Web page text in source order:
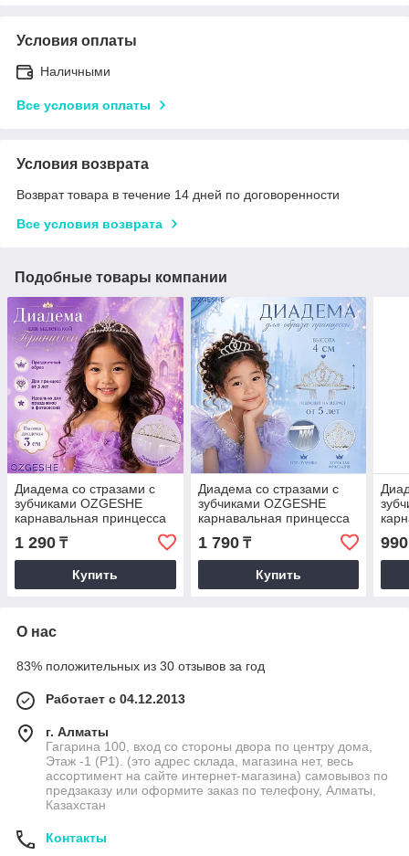
Условия оплаты
Наличными
Все условия оплаты
Условия возврата
Возврат товара в течение 14 дней по договоренности
Все условия возврата
Подобные товары компании
Диадема со стразами с
зубчиками OZGESHE
карнавальная принцесса
1 290 ₸
Купить
Диадема со стразами с
зубчиками OZGESHE
карнавальная принцесса
1 790₸
Купить
990
О нас
83% положительных из 30 отзывов за год
Работает с 04.12.2013
г. Алматы
Гагарина 100, вход со стороны двора по центру дома,
Этаж -1 (P1). (это адрес склада, магазина нет, весь
ассортимент на сайте интернет-магазина) самовывоз по
предзаказу или оформите заказ по телефону, Алматы,
Казахстан
Контакты